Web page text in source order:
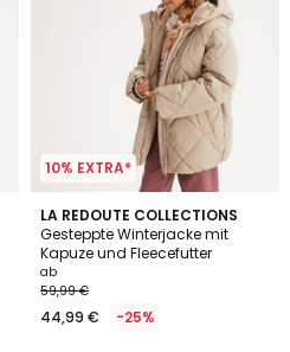
10% EXTRA*
LA REDOUTE COLLECTIONS
Gesteppte Winterjacke mit
Kapuze und Fleecefutter
ab
59,99 €
44,99 € -25%
4,7
/ 5
2
Farben